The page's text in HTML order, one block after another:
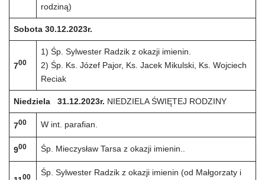
rodziną)
Sobota 30.12.2023r.
700
1) Śp. Sylwester Radzik z okazji imienin.
2) Śp. Ks. Józef Pajor, Ks. Jacek Mikulski, Ks. Wojciech
Reciak
Niedziela 31.12.2023r. NIEDZIELA ŚWIĘTEJ RODZINY
700 W int. parafian.
900 Śp. Mieczysław Tarsa z okazji imienin..
00 Śp. Sylwester Radzik z okazji imienin (od Małgorzaty i